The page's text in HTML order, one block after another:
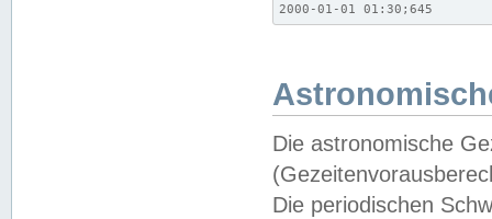
2000-01-01 01:30;645
Die astronomische
Die periodischen